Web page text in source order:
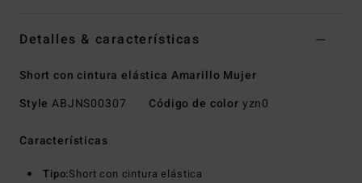
Detalles & características
Short con cintura elástica Amarillo Mujer
Style ABJNS00307 Código de color yzn0
Características
Tipo:Short con cintura elástica